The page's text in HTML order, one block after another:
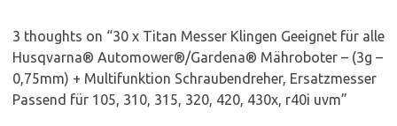
3 thoughts on “30 x Titan Messer Klingen Geeignet für alle
Husqvarna® Automower®/Gardena® Mähroboter – (3g –
0,75mm) + Multifunktion Schraubendreher, Ersatzmesser
Passend für 105, 310, 315, 320, 420, 430x, r40i uvm”